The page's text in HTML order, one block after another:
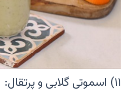
۱۱) اسموتی گلابی و پرتقال: